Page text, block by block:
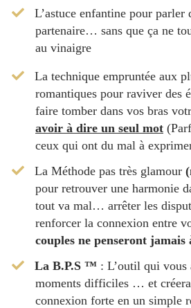
​L’astuce enfantine pour parler
partenaire… sans que ça ne
au vinaigre
La technique empruntée aux
romantiques pour raviver des
faire tomber dans vos bras
avoir à dire un seul mot
ceux qui ont du mal à
​La Méthode pas très glamour
pour retrouver une harmonie
tout va mal… arrêter les
renforcer la connexion entre
couples ne penseront jamais
La B.P.S ™ : L’outil qui vous
moments difficiles … et
connexion forte en un simple